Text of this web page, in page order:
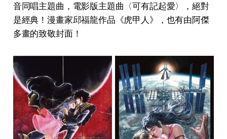
音同唱主題曲，電影版主題曲〈可有記起愛〉，絕對
是經典！漫畫家邱福龍作品《虎甲人》，也有由阿傑
多畫的致敬封面！